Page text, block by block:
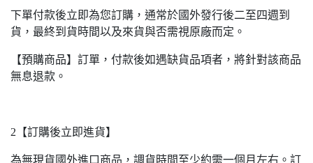
下單付款後立即為您訂購，通常於國外發行後二至四週到
貨，最終到貨時間以及來貨與否需視原廠而定。
【預購商品】訂單，付款後如遇缺貨品項者，將針對該商品
無息退款。
2【訂購後立即進貨】
為無現貨國外進口商品，調貨時間至少約需一個月左右。訂